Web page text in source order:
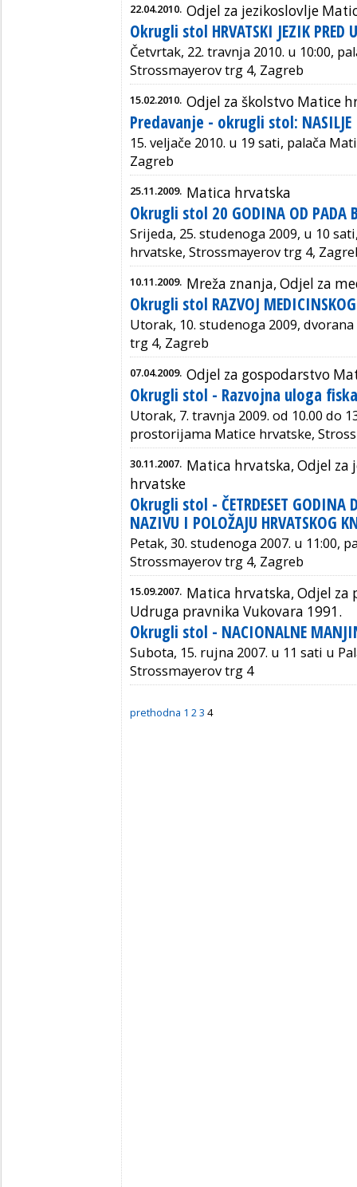
22.04.2010. Odjel za jezikoslovlje
Okrugli stol HRVATSKI JEZIK PRED
Četvrtak, 22. travnja 2010. u 10:00,
Strossmayerov trg 4, Zagreb
15.02.2010. Odjel za školstvo Matice
Predavanje - okrugli stol: NASILJE I
15. veljače 2010. u 19 sati, palača
Zagreb
25.11.2009. Matica hrvatska
Okrugli stol 20 GODINA OD PADA
Srijeda, 25. studenoga 2009, u 10
hrvatske, Strossmayerov trg 4,
10.11.2009. Mreža znanja, Odjel za
Okrugli stol RAZVOJ
Utorak, 10. studenoga 2009,
trg 4, Zagreb
07.04.2009. Odjel za gospodarstvo
Okrugli stol - Razvojna uloga
Utorak, 7. travnja 2009. od 10.00 do
prostorijama Matice hrvatske,
30.11.2007. Matica hrvatska, Odjel za
hrvatske
Okrugli stol - ČETRDESET GODINA
NAZIVU I POLOŽAJU HRVATSKOG
Petak, 30. studenoga 2007. u 11:00,
Strossmayerov trg 4, Zagreb
15.09.2007. Matica hrvatska, Odjel
Udruga pravnika Vukovara 1991.
Okrugli stol - NACIONALNE
Subota, 15. rujna 2007. u 11 sati u
Strossmayerov trg 4
prethodna 1 23 4